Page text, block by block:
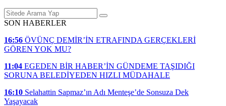
SON HABERLER
16:56 ÖVÜNÇ DEMİR’İN ETRAFINDA GERÇEKLERİ
GÖREN YOK MU?
11:04 EGEDEN BİR HABER’İN GÜNDEME TAŞIDIĞI
SORUNA BELEDİYEDEN HIZLI MÜDAHALE
16:10 Selahattin Sapmaz’ın Adı Menteşe’de Sonsuza Dek
Yaşayacak